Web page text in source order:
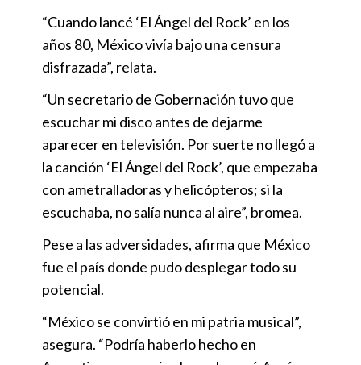
“Cuando lancé ‘El Ángel del Rock’ en los
años 80, México vivía bajo una censura
disfrazada”, relata.
“Un secretario de Gobernación tuvo que
escuchar mi disco antes de dejarme
aparecer en televisión. Por suerte no llegó a
la canción ‘El Ángel del Rock’, que empezaba
con ametralladoras y helicópteros; si la
escuchaba, no salía nunca al aire”, bromea.
Pese a las adversidades, afirma que México
fue el país donde pudo desplegar todo su
potencial.
“México se convirtió en mi patria musical”,
asegura. “Podría haberlo hecho en